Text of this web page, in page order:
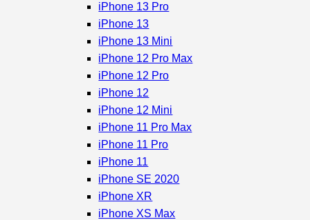
iPhone 13 Pro
iPhone 13
iPhone 13 Mini
iPhone 12 Pro Max
iPhone 12 Pro
iPhone 12
iPhone 12 Mini
iPhone 11 Pro Max
iPhone 11 Pro
iPhone 11
iPhone SE 2020
iPhone XR
iPhone XS Max